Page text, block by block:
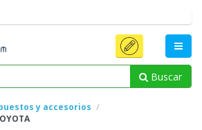
Buscar
y accesorios